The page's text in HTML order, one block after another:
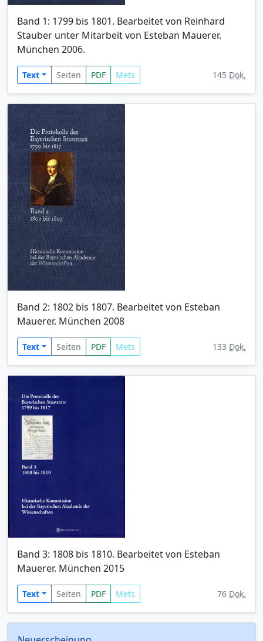
Band 1: 1799 bis 1801. Bearbeitet von Reinhard
Stauber unter Mitarbeit von Esteban Mauerer.
München 2006.
Text Seiten PDF Mets 145 Dok.
Band 2: 1802 bis 1807. Bearbeitet von Esteban
Mauerer. München 2008
Text Seiten PDF Mets 133 Dok.
Band 3: 1808 bis 1810. Bearbeitet von Esteban
Mauerer. München 2015
Text Seiten PDF Mets 76 Dok.